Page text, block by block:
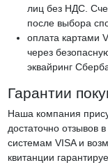
лиц без НДС.
после выбора
оплата картами
через
эквайринг
Гарантии
Наша компания
достаточно отзывов
системам VISA и
квитанции